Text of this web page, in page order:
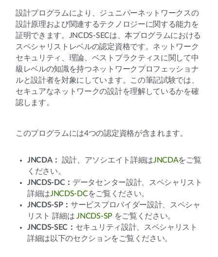
設計プログラムにより、ジュニパーネットワークスの
設計原理および関連するテクノロジーに関する能力を
証明できます。JNCDS-SECは、本プログラムにおける
スペシャリストレベルの認定資格です。ネットワーク
セキュリティ、理論、ベストプラクティスに関して中
級レベルの知識を持つネットワークプロフェッショナ
ルと設計者を対象にしています。この筆記試験では、
セキュアなネットワークの設計を理解しているかを確
認します。
このプログラムには4つの認定資格が含まれます。
JNCDA： 設計、アソシエイト詳細はJNCDAをご覧
ください。
JNCDS-DC： データセンター設計、スペシャリスト
詳細はJNCDS-DCをご覧ください。
JNCDS-SP：サービスプロバイダー設計、スペシャ
リスト 詳細はJNCDS-SP をご覧ください。
JNCDS-SEC： セキュリティ設計、スペシャリスト
詳細は以下のセクションをご覧ください。